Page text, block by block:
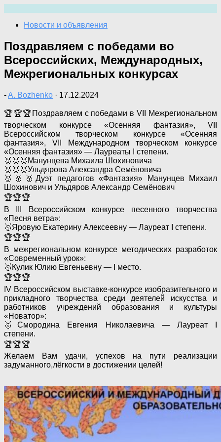
содержимому
Новости и объявления
Поздравляем с победами во
Всероссийских, Международных,
Межрегиональных конкурсах
-A. Bozhenko · 17.12.2024
🏆🏆🏆Поздравляем с победами в VII Межрегиональном
творческом конкурсе «Осенняя фантазия», VII
Всероссийском творческом конкурсе «Осенняя
фантазия», VII Международном творческом конкурсе
«Осенняя фантазия» — Лауреаты I степени.
🥇🥇🥇Манунцева Михаила Шохиновича
🥇🥇🥇Ульдярова Александра Семёновича
🥇🥇🥇Дуэт педагогов «Фантазия» Манунцев Михаил
Шохинович и Ульдяров Александр Семёнович
🏆🏆🏆
В III Всероссийском конкурсе песенного творчества
«Песня ветра»:
🥇Яровую Екатерину Алексеевну — Лауреат I степени.
🏆🏆🏆
В межрегиональном конкурсе методических разработок
«Современный урок»:
🥇Кулик Юлию Евгеньевну — I место.
🏆🏆🏆
IV Всероссийском выставке-конкурсе изобразительного и
прикладного творчества среди деятелей искусства и
работников учреждений образования и культуры
«Новатор»:
🥇Смородина Евгения Николаевича — Лауреат I
степени.
🏆🏆🏆
Желаем Вам удачи, успехов на пути реализации
задуманного,лёгкости в достижении целей!